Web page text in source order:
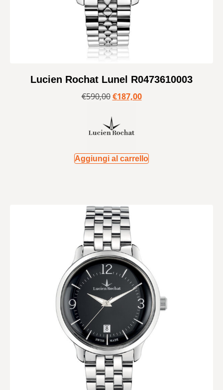
Lucien Rochat Lunel R0473610003
€590,00 €187,00
Aggiungi al carrello